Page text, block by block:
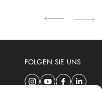
FOLGEN SIE UNS